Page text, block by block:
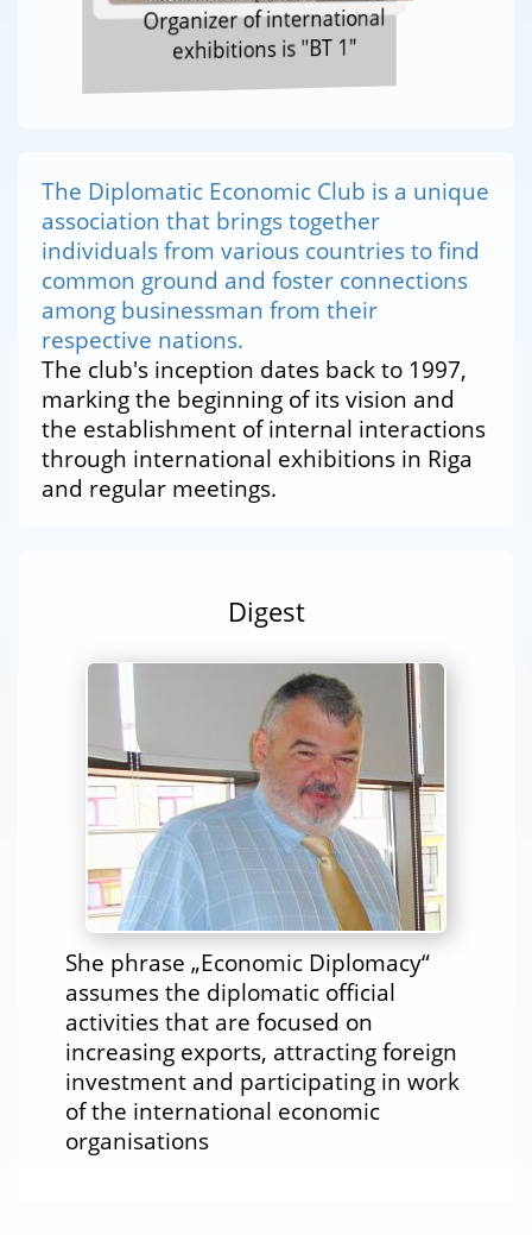
Organizer of international
exhibitions is "BT 1"
The Diplomatic Economic Club is a unique
association that brings together
individuals from various countries to find
common ground and foster connections
among businessman from their
respective nations.
The club's inception dates back to 1997,
marking the beginning of its vision and
the establishment of internal interactions
through international exhibitions in Riga
and regular meetings.
Digest
She phrase „Economic Diplomacy“
assumes the diplomatic official
activities that are focused on
increasing exports, attracting foreign
investment and participating in work
of the international economic
organisations